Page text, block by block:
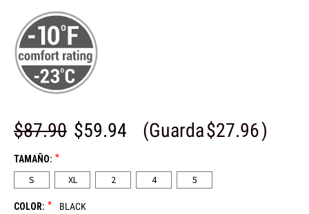
$87.90 $59.94 (Guarda$27.96)
TAMAÑO: *
S XL 2 4 5
COLOR: * BLACK